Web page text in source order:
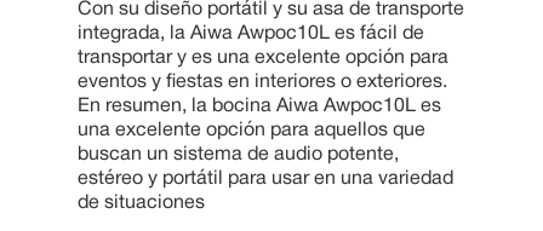
Con su diseño portátil y su asa de transporte
integrada, la Aiwa Awpoc10L es fácil de
transportar y es una excelente opción para
eventos y fiestas en interiores o exteriores.
En resumen, la bocina Aiwa Awpoc10L es
una excelente opción para aquellos que
buscan un sistema de audio potente,
estéreo y portátil para usar en una variedad
de situaciones